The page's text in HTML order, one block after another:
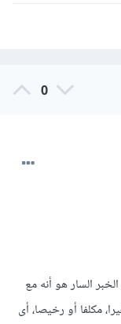
0
السار هو أنه مع
مكلفا أو رخيصا، أى